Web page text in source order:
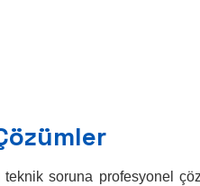
soruna profesyonel